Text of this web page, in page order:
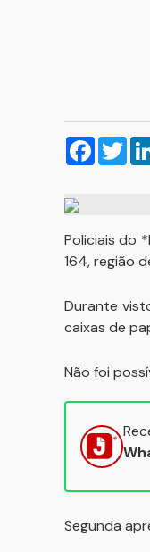
Policiais do
164, região
Durante
caixas de
Não foi
Segunda